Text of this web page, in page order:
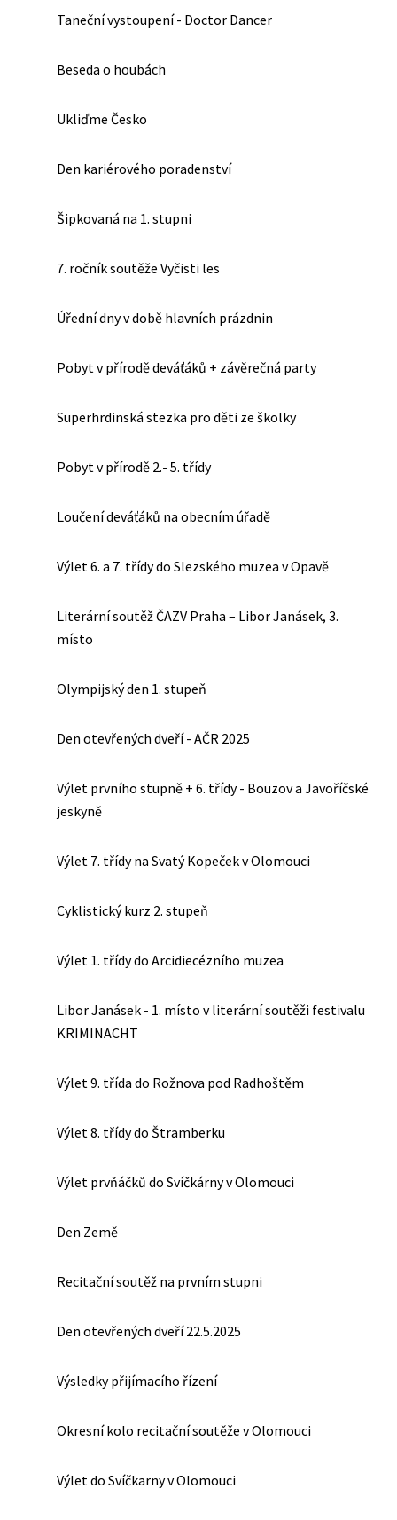
Taneční vystoupení - Doctor Dancer
Beseda o houbách
Ukliďme Česko
Den kariérového poradenství
Šipkovaná na 1. stupni
7. ročník soutěže Vyčisti les
Úřední dny v době hlavních prázdnin
Pobyt v přírodě deváťáků + závěrečná party
Superhrdinská stezka pro děti ze školky
Pobyt v přírodě 2.- 5. třídy
Loučení deváťáků na obecním úřadě
Výlet 6. a 7. třídy do Slezského muzea v Opavě
Literární soutěž ČAZV Praha – Libor Janásek, 3.
místo
Olympijský den 1. stupeň
Den otevřených dveří - AČR 2025
Výlet prvního stupně + 6. třídy - Bouzov a Javoříčské
jeskyně
Výlet 7. třídy na Svatý Kopeček v Olomouci
Cyklistický kurz 2. stupeň
Výlet 1. třídy do Arcidiecézního muzea
Libor Janásek - 1. místo v literární soutěži festivalu
KRIMINACHT
Výlet 9. třída do Rožnova pod Radhoštěm
Výlet 8. třídy do Štramberku
Výlet prvňáčků do Svíčkárny v Olomouci
Den Země
Recitační soutěž na prvním stupni
Den otevřených dveří 22.5.2025
Výsledky přijímacího řízení
Okresní kolo recitační soutěže v Olomouci
Výlet do Svíčkarny v Olomouci